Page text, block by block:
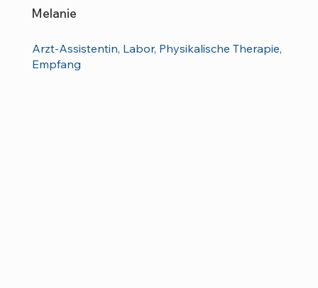
Melanie
Arzt-Assistentin, Labor, Physikalische Therapie,
Empfang